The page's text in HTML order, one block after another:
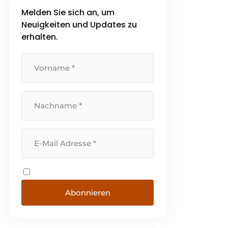
Melden Sie sich an, um
Neuigkeiten und Updates zu
erhalten.
Abonnieren